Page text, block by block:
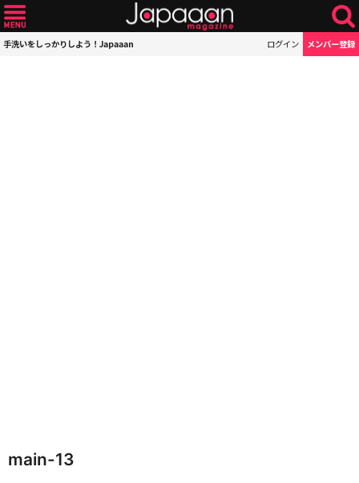
手洗いをしっかりしよう！Japaaan ログイン メンバー登録
main-13